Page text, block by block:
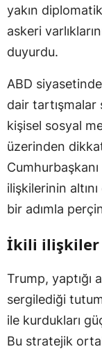
yakın
askeri
duyurdu.
ABD
dair tartışmalar
kişisel sosyal
üzerinden
ilişkilerinin
bir adımla
İkili ilişkiler
Trump, yaptığı
sergilediği
ile kurdukları
Bu stratejik